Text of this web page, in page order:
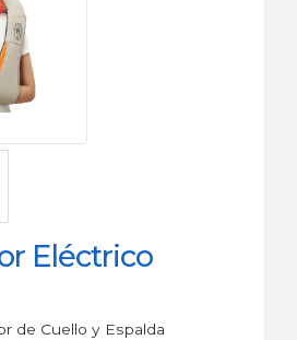
Eléctrico
de Cuello y Espalda